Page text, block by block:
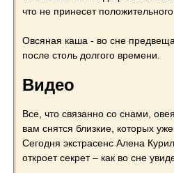
что не принесет положительного
Овсяная каша - во сне
после столь долгого времени.
Видео
Все, что связанно со снами,
вам снятся близкие, которых
Сегодня экстрасенс Алена
откроет секрет – как во сне